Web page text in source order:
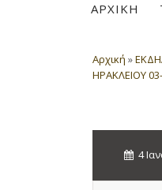
ΑΡΧΙΚΗ
Αρχική »
ΗΡΑΚΛΕΙΟΥ
4